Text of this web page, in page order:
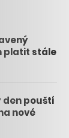
platit stále
den pouští
nové